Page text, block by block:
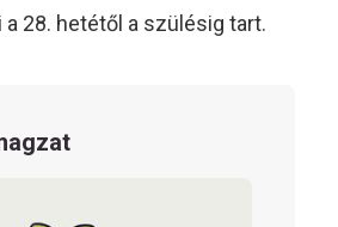
a 28. hetétől a szülésig tart.